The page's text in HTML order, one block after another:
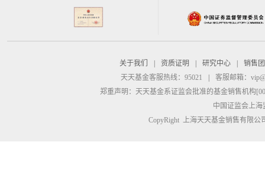
关于我们 资质证明 研究中心
销售
天天基金客服热线：95021
客服邮箱：
郑重声明： 天天基金系证监会批准的基金销售机构
中国证监会上
CopyRight 上海天天基金销售有限